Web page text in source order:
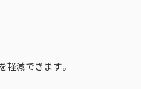
減できます。